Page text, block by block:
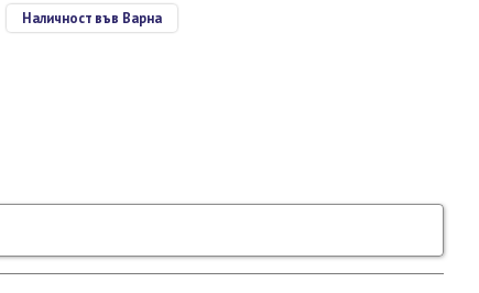
Наличност във Варна